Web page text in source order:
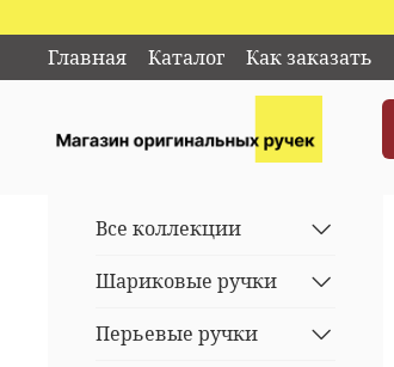
Главная
Каталог Как заказать
Все коллекции
Шариковые ручки
Перьевые ручки